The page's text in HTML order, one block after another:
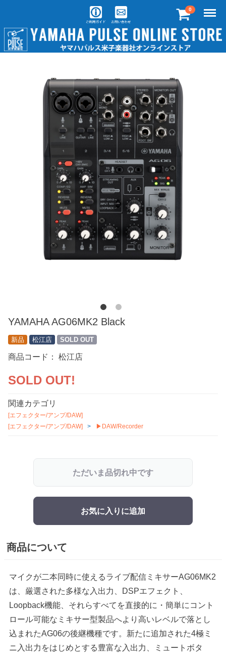
0 Menu
YAMAHA AG06MK2 Black
新品 松江店 SOLD OUT
商品コード： 松江店
SOLD OUT!
関連カテゴリ
[エフェクター/アンプ/DAW]
[エフェクター/アンプ/DAW]
▶DAW/Recorder
ただいま品切れ中です
お気に入りに追加
商品について
マイクが二本同時に使えるライブ配信ミキサーAG06MK2
は、厳選された多様な入出力、DSPエフェクト、
Loopback機能、それらすべてを直接的に・簡単にコント
ロール可能なミキサー型製品へより高いレベルで落とし
込まれたAG06の後継機種です。新たに追加された4極ミ
ニ入出力をはじめとする豊富な入出力、ミュートボタ